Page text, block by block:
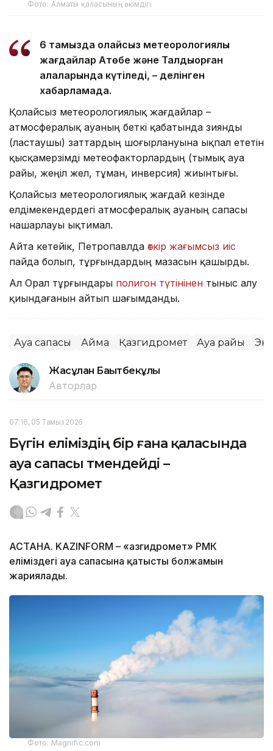
Фото: Алматы қаласының әкімдігі
6 тамызда қолайсыз метеорологиялық
жағдайлар Ақтөбе және Талдықорған
қалаларында күтіледі, – делінген
хабарламада.
Қолайсыз метеорологиялық жағдайлар –
атмосфералық ауаның беткі қабатында зиянды
(ластаушы) заттардың шоғырлануына ықпал ететін
қысқамерзімді метеофакторлардың (тымық ауа
райы, жеңіл жел, тұман, инверсия) жиынтығы.
Қолайсыз метеорологиялық жағдай кезінде
елдімекендердегі атмосфералық ауаның сапасы
нашарлауы ықтимал.
Айта кетейік, Петропавлда өткір жағымсыз иіс
пайда болып, тұрғындардың мазасын қашырды.
Ал Орал тұрғындары полигон түтінінен тыныс алу
қиындағанын айтып шағымданды.
Ауа сапасы Аймақ Қазгидромет Ауа райы
Жасұлан Бақытбекұлы
Авторлар
07:16, 05 Тамыз 2026
Бүгін еліміздің бір ғана қаласында
ауа сапасы төмендейді –
Қазгидромет
АСТАНА. KAZINFORM – «Қазгидромет» РМК
еліміздегі ауа сапасына қатысты болжамын
жариялады.
Фото: Magnific.com